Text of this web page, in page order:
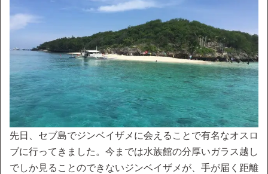
先日、セブ島でジンベイザメに会えることで有名なオスロ
ブに行ってきました。今までは水族館の分厚いガラス越し
でしか見ることのできないジンベイザメが、手が届く距離